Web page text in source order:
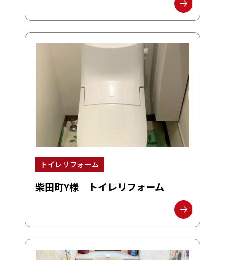
トイレリフォーム
柴田町Y様 トイレリフォーム